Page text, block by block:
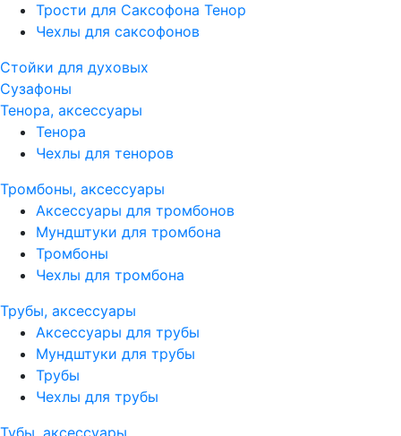
Трости для Саксофона Тенор
Чехлы для саксофонов
Стойки для духовых
Сузафоны
Тенора, аксессуары
Тенора
Чехлы для теноров
Тромбоны, аксессуары
Аксессуары для тромбонов
Мундштуки для тромбона
Тромбоны
Чехлы для тромбона
Трубы, аксессуары
Аксессуары для трубы
Мундштуки для трубы
Трубы
Чехлы для трубы
Тубы, аксессуары